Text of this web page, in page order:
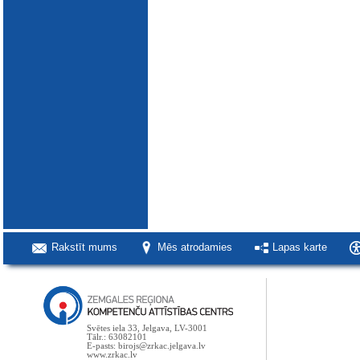
Rakstīt mums Mēs atrodamies Lapas karte
Svētes iela 33, Jelgava, LV-3001
Tālr.: 63082101
E-pasts: birojs@zrkac.jelgava.lv
www.zrkac.lv